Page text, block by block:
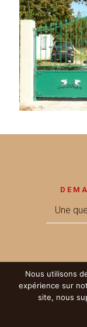
Une
© 2017 Métallerie
Nous utilisons
expérience sur
site, nous